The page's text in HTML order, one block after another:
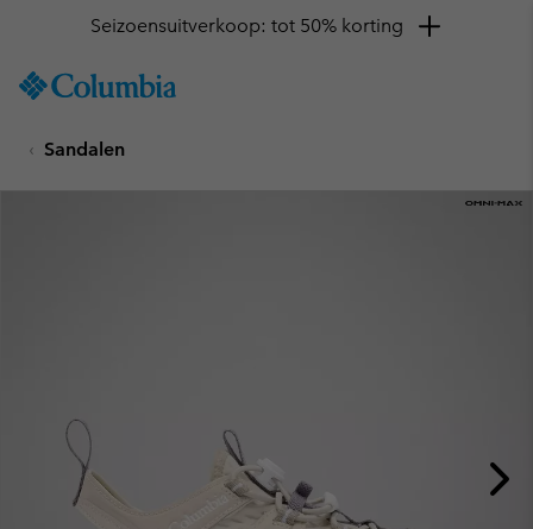
TO
SKIP
MAIN
Seizoensuitverkoop: tot 50% korting
Sandalen